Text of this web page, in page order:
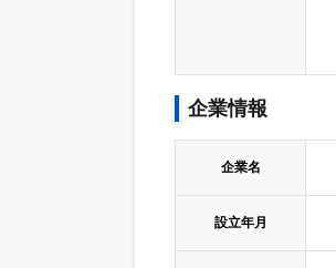
企業情報
企業名
設立年月